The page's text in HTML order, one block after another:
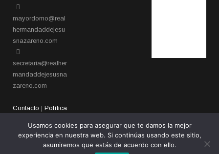
mayordomo@real
hermandaddejesu
snazareno.com
secretaria@realher
mandaddejesusna
zareno.com
Contacto |Política
Usamos cookies para asegurar que te damos la mejor
experiencia en nuestra web. Si continúas usando este sitio,
asumiremos que estás de acuerdo con ello.